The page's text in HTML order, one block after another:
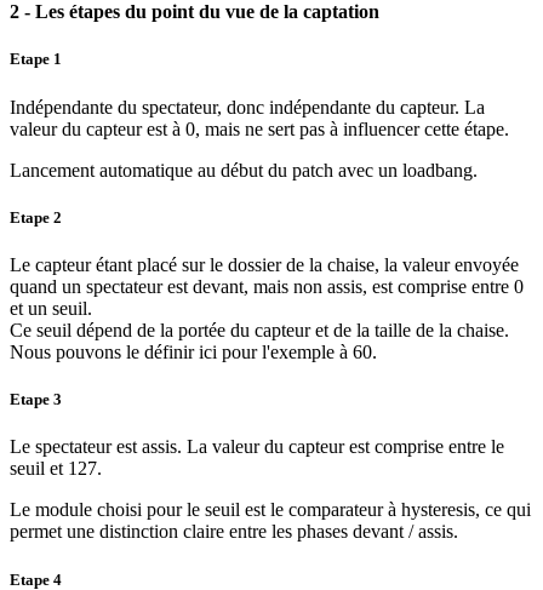
2 - Les étapes du point du vue de la captation
Etape 1
Indépendante du spectateur, donc indépendante du capteur. La
valeur du capteur est à 0, mais ne sert pas à influencer cette étape.
Lancement automatique au début du patch avec un loadbang.
Etape 2
Le capteur étant placé sur le dossier de la chaise, la valeur envoyée
quand un spectateur est devant, mais non assis, est comprise entre 0
et un seuil.
Ce seuil dépend de la portée du capteur et de la taille de la chaise.
Nous pouvons le définir ici pour l'exemple à 60.
Etape 3
Le spectateur est assis. La valeur du capteur est comprise entre le
seuil et 127.
Le module choisi pour le seuil est le comparateur à hysteresis, ce qui
permet une distinction claire entre les phases devant / assis.
Etape 4